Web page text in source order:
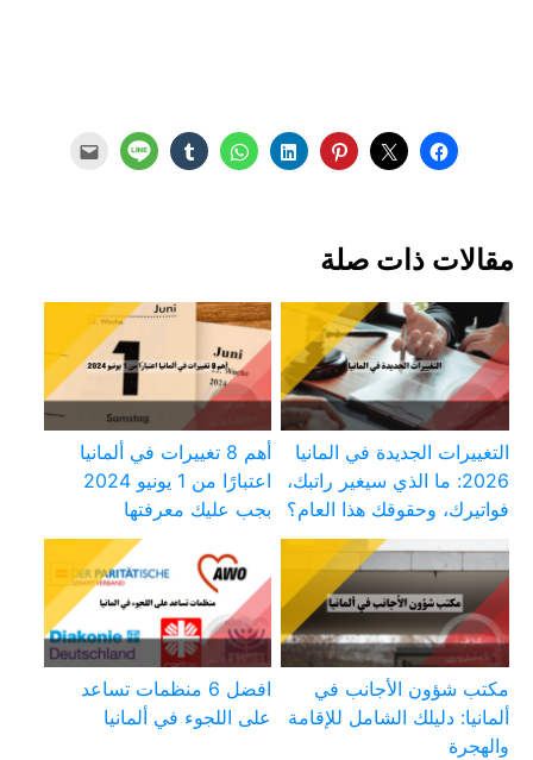
مقالات ذات صلة
التغييرات الجديدة في المانيا
2026: ما الذي سيغير راتبك،
فواتيرك، وحقوقك هذا العام؟
أهم 8 تغييرات في ألمانيا
اعتبارًا من 1 يونيو 2024
بجب عليك معرفتها
مكتب شؤون الأجانب في
ألمانيا: دليلك الشامل للإقامة
والهجرة
افضل 6 منظمات تساعد
على اللجوء في ألمانيا